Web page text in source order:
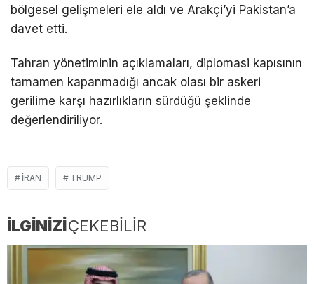
bölgesel gelişmeleri ele aldı ve Arakçi’yi Pakistan’a
davet etti.
Tahran yönetiminin açıklamaları, diplomasi kapısının
tamamen kapanmadığı ancak olası bir askeri
gerilime karşı hazırlıkların sürdüğü şeklinde
değerlendiriliyor.
İRAN TRUMP
İLGİNİZİÇEKEBİLİR